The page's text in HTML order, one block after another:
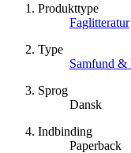
Produkttype
Faglitteratur
Type
Samfund &
Sprog
Dansk
Indbinding
Paperback